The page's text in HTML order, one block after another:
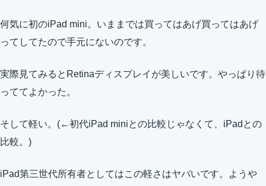
何気に初のiPad mini。いままでは買ってはあげ買ってはあげ
ってしてたので手元にないのです。
実際見てみるとRetinaディスプレイが美しいです。やっぱり待
っててよかった。
そして軽い。(←初代iPad miniとの比較じゃなくて、iPadとの
比較。)
iPad第三世代所有者としてはこの軽さはヤバいです。ようや